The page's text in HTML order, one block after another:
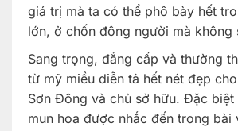
giá trị mà ta có thể phô bày hết
lớn, ở chốn đông người mà
Sang trọng, đẳng cấp và thường
từ mỹ miều diễn tả hết nét đẹp
Sơn Đông và chủ sở hữu. Đặc biệt
mun hoa được nhắc đến trong bài